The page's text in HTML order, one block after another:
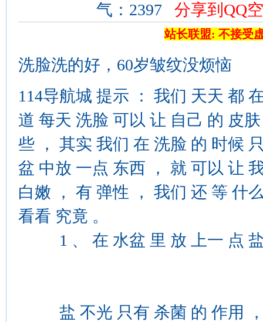
气：2397 分享到QQ
站长联盟: 不接受
洗脸洗的好，60岁皱纹没烦恼
114导航城 提示 ： 我们 天天 都
道 每天 洗脸 可以 让 自己 的 皮
些 ， 其实 我们 在 洗脸 的 时候
盆 中放 一点 东西 ， 就 可以 让
白嫩 ， 有 弹性 ， 我们 还 等 什
看看 究竟 。
1 、 在 水盆 里 放 上一 点
盐 不光 只有 杀菌 的 作用 ，